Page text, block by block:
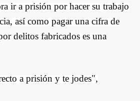
ir a prisión por hacer su trabajo
así como pagar una cifra de
delitos fabricados es una
a prisión y te jodes",